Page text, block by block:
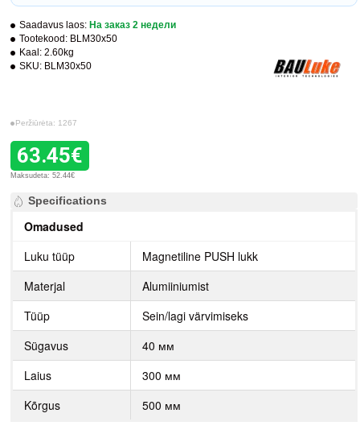
Saadavus laos: На заказ 2 недели
Tootekood: BLM30x50
Kaal: 2.60kg
SKU: BLM30x50
Peržiūrėta: 1267
63.45€
Maksudeta: 52.44€
Specifications
Omadused
Luku tüüp
Magnetiline PUSH lukk
Materjal
Alumiiniumist
Tüüp
Sein/lagi värvimiseks
Sügavus
40 мм
Laius
300 мм
Kõrgus
500 мм